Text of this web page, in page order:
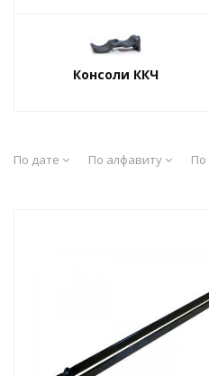
Консоли ККЧ
По дате По алфавиту По